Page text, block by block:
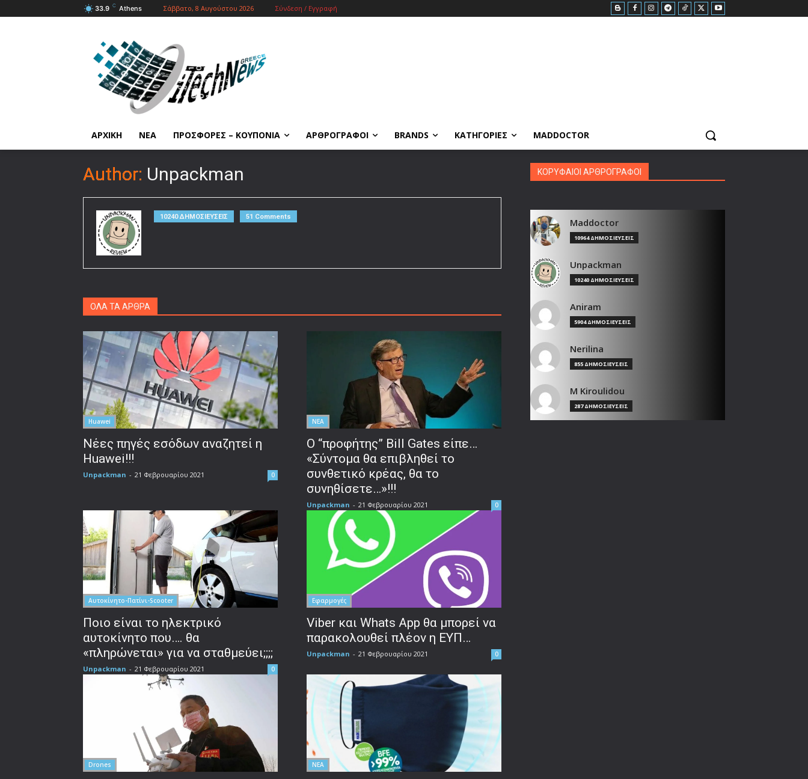
33.9 C Athens Σάββατο, 8 Αυγούστου 2026 Σύνδεση / Εγγραφή
ΑΡΧΙΚΗ ΝΕΑ ΠΡΟΣΦΟΡΕΣ – ΚΟΥΠΟΝΙΑ ΑΡΘΡΟΓΡΑΦΟΙ BRANDS ΚΑΤΗΓΟΡΙΕΣ MADDOCTOR
Author: Unpackman
10240 ΔΗΜΟΣΙΕΥΣΕΙΣ 51 Comments
ΟΛΑ ΤΑ ΑΡΘΡΑ
Huawei
Nέες πηγές εσόδων αναζητεί η
Huawei!!!
Unpackman - 21 Φεβρουαρίου 2021 0
ΝΕΑ
Ο “προφήτης” Bill Gates είπε…
«Σύντομα θα επιβληθεί το
συνθετικό κρέας, θα το
συνηθίσετε…»!!!
Unpackman - 21 Φεβρουαρίου 2021 0
Αυτοκίνητο-Πατίνι-Scooter
Ποιο είναι το ηλεκτρικό
αυτοκίνητο που…. θα
«πληρώνεται» για να σταθμεύει;;;;
Unpackman - 21 Φεβρουαρίου 2021 0
Εφαρμογές
Viber και Whats App θα μπορεί να
παρακολουθεί πλέον η ΕΥΠ…
Unpackman - 21 Φεβρουαρίου 2021 0
Drones ΝΕΑ
ΚΟΡΥΦΑΙΟΙ ΑΡΘΡΟΓΡΑΦΟΙ
Maddoctor
10964 ΔΗΜΟΣΙΕΥΣΕΙΣ
Unpackman
10240 ΔΗΜΟΣΙΕΥΣΕΙΣ
Aniram
5904 ΔΗΜΟΣΙΕΥΣΕΙΣ
Nerilina
855 ΔΗΜΟΣΙΕΥΣΕΙΣ
M Kiroulidou
287 ΔΗΜΟΣΙΕΥΣΕΙΣ